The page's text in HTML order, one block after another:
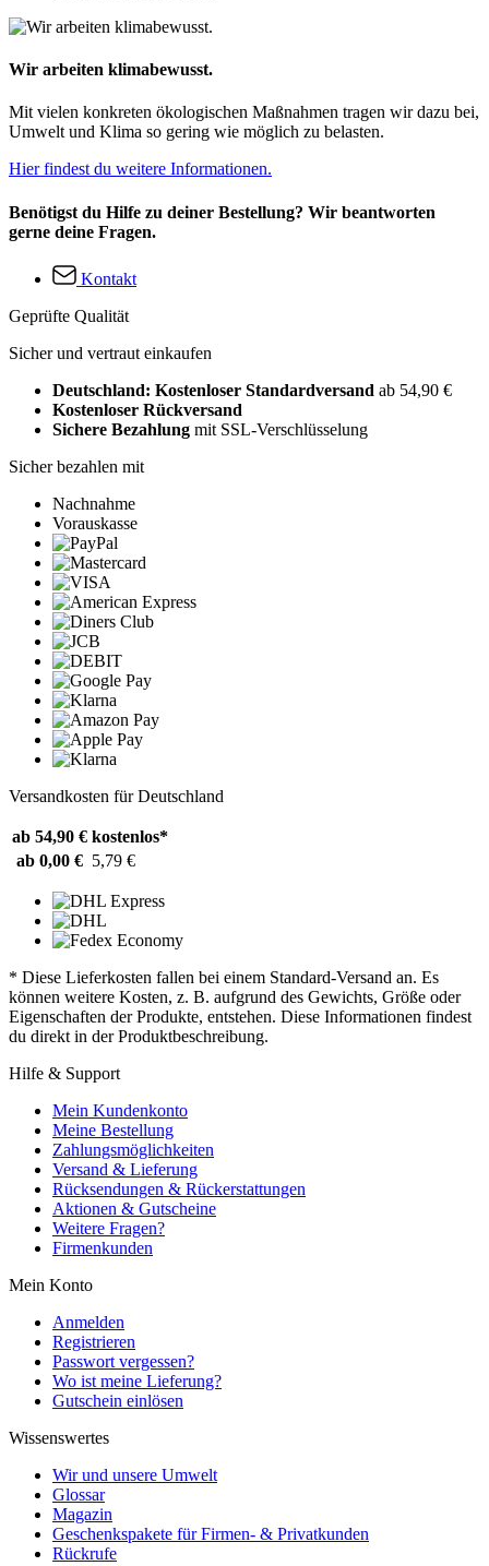
Wir arbeiten klimabewusst.
Mit vielen konkreten ökologischen Maßnahmen tragen wir dazu bei,
Umwelt und Klima so gering wie möglich zu belasten.
Hier findest du weitere Informationen.
Benötigst du Hilfe zu deiner Bestellung? Wir beantworten
gerne deine Fragen.
Kontakt
Geprüfte Qualität
Sicher und vertraut einkaufen
Deutschland: Kostenloser Standardversand ab 54,90 €
Kostenloser Rückversand
Sichere Bezahlung mit SSL-Verschlüsselung
Sicher bezahlen mit
Nachnahme
Vorauskasse
Versandkosten für Deutschland
ab 54,90 € kostenlos*
ab 0,00 € 5,79 €
* Diese Lieferkosten fallen bei einem Standard-Versand an. Es
können weitere Kosten, z. B. aufgrund des Gewichts, Größe oder
Eigenschaften der Produkte, entstehen. Diese Informationen findest
du direkt in der Produktbeschreibung.
Hilfe & Support
Mein Kundenkonto
Meine Bestellung
Zahlungsmöglichkeiten
Versand & Lieferung
Rücksendungen & Rückerstattungen
Aktionen & Gutscheine
Weitere Fragen?
Firmenkunden
Mein Konto
Anmelden
Registrieren
Passwort vergessen?
Wo ist meine Lieferung?
Gutschein einlösen
Wissenswertes
Wir und unsere Umwelt
Glossar
Magazin
Geschenkspakete für Firmen- & Privatkunden
Rückrufe